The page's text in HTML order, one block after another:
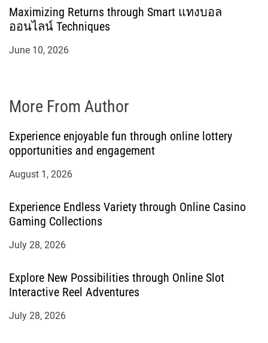
Maximizing Returns through Smart แทงบอล
ออนไลน์ Techniques
June 10, 2026
More From Author
Experience enjoyable fun through online lottery
opportunities and engagement
August 1, 2026
Experience Endless Variety through Online Casino
Gaming Collections
July 28, 2026
Explore New Possibilities through Online Slot
Interactive Reel Adventures
July 28, 2026